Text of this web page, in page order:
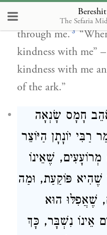
The Sefaria
[
]” – the
through me.3
kindness with me”
kindness with me
of the ark.”
חָמָס שָׂנְאָה
רַבִּי יוֹנָתָן הַיּוֹצֵר
מְרוֹעָעִים, שֶׁאֵינוֹ
פּוֹקַעַת, וּמַה
שֶׁאֲפִלּוּ הוּא
אֵינוֹ נִשְׁבָּר, כָּךְ